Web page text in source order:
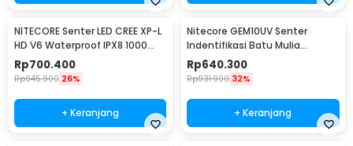
NITECORE Senter LED CREE XP-L
HD V6 Waterproof IPX8 1000
Lumens - MT21C
Rp700.400
Rp945.900 26%
+ Keranjang
Nitecore GEM10UV Senter
Indentifikasi Batu Mulia
Gemstone Ultraviolet
Rp640.300
Rp931.900 32%
+ Keranjang